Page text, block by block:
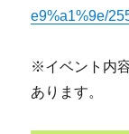
e9%a1%9e/
※イベント内
あります。